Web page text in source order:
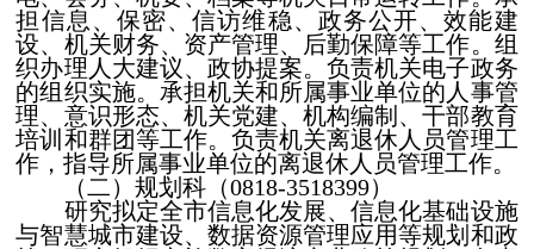
担信息、保密、信访维稳、政务公开、效能建
设、机关财务、资产管理、后勤保障等工作。组
织办理人大建议、政协提案。负责机关电子政务
的组织实施。承担机关和所属事业单位的人事管
理、意识形态、机关党建、机构编制、干部教育
培训和群团等工作。负责机关离退休人员管理工
作，指导所属事业单位的离退休人员管理工作。
（二）规划科（0818-3518399）
研究拟定全市信息化发展、信息化基础设施
与智慧城市建设、数据资源管理应用等规划和政